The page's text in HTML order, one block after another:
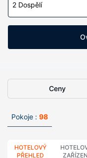
2 Dospělí
Ceny
Pokoje : 98
HOTELOVÝ
PŘEHLED